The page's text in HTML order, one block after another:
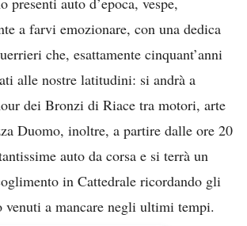
a farvi emozionare, con una dedica
che, esattamente cinquant’anni
alle nostre latitudini: si andrà a
dei Bronzi di Riace tra motori, arte
Duomo, inoltre, a partire dalle ore 20
auto da corsa e si terrà un
in Cattedrale ricordando gli
venuti a mancare negli ultimi tempi.